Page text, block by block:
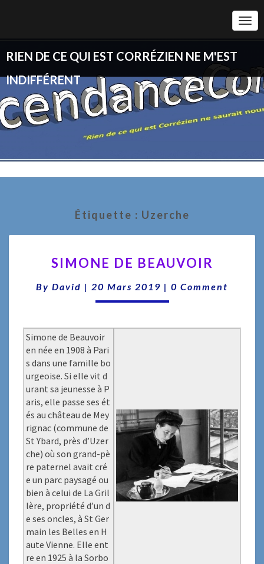
RIEN DE CE QUI EST CORRÉZIEN NE M'EST
INDIFFÉRENT
Étiquette : Uzerche
DE
SIMONE DE BEAUVOIR
By David | 20 Mars 2019 | Comments
0 Comment
Simone de Beauvoir
en née en 1908 à Pari
s dans une famille bo
urgeoise. Si elle vit d
urant sa jeunesse à P
aris, elle passe ses ét
és au château de Mey
rignac (commune de
St Ybard, près d’Uzer
che) où son grand-pè
re paternel avait cré
e un parc paysagé ou
bien à celui de La Gril
lère, propriété d’un d
e ses oncles, à St Ger
main les Belles en H
aute Vienne. Elle ent
re en 1925 à la Sorbo